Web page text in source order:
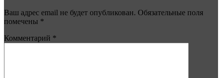
Ваш адрес email не будет опубликован. Обязательные поля
помечены *
Комментарий *